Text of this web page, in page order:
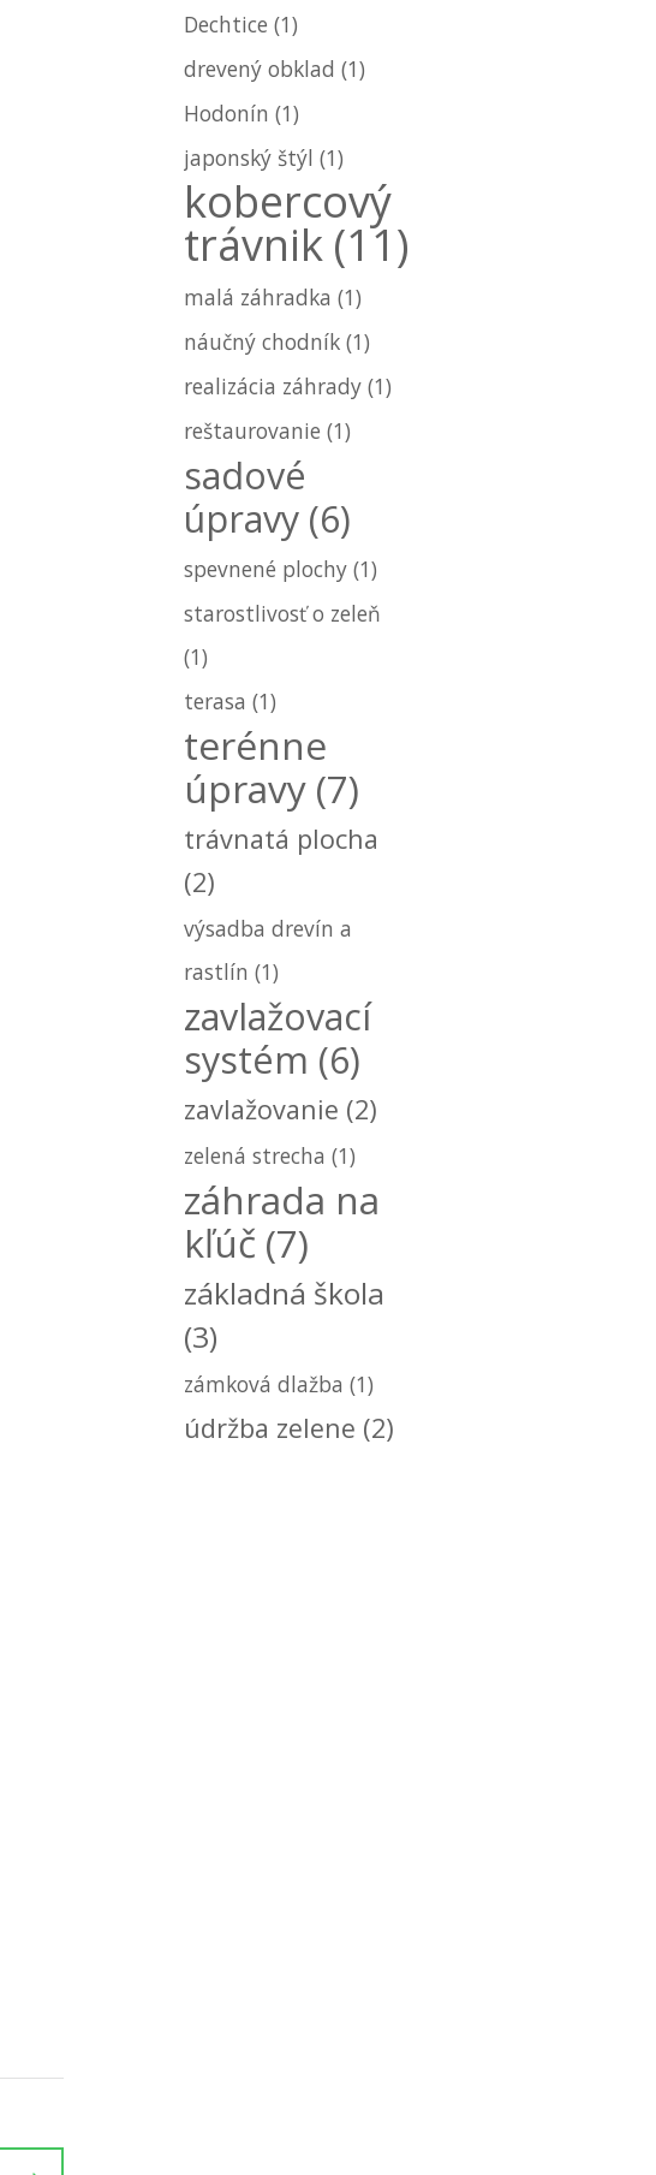
Dechtice (1)
drevený obklad (1)
Hodonín (1)
japonský štýl (1)
kobercový
trávnik(11)
malá záhradka (1)
náučný chodník(1)
realizácia záhrady(1)
reštaurovanie (1)
sadové
úpravy(6)
spevnené plochy(1)
starostlivosť o zeleň
(1)
terasa (1)
terénne
úpravy(7)
trávnatá plocha
(2)
výsadba drevín a
rastlín (1)
zavlažovací
systém (6)
zavlažovanie (2)
zelená strecha (1)
záhrada na
kľúč (7)
základná škola
(3)
zámková dlažba (1)
údržba zelene (2)